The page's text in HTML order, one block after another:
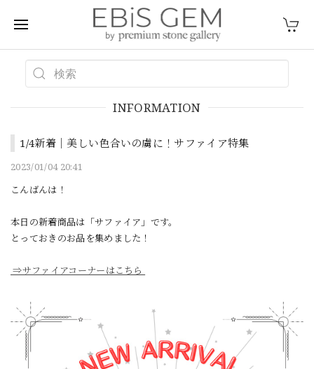
INFORMATION
1/4新着｜美しい色合いの虜に！サファイア特集
2023/01/04 20:41
こんばんは！
本日の新着商品は「サファイア」です。
とっておきのお品を集めました！
⇒サファイアコーナーはこちら